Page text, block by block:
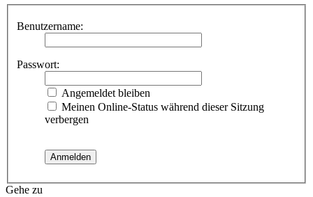
Benutzername:
Passwort:
Angemeldet bleiben
Meinen Online-Status während dieser Sitzung
verbergen
Gehe zu